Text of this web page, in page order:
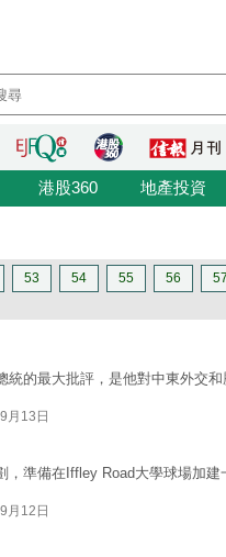
港股360 地產投資
53 54 55 56 57
的最大批評，是他對中東外交
月13日
準備在Iffley Road大學球場加
月12日